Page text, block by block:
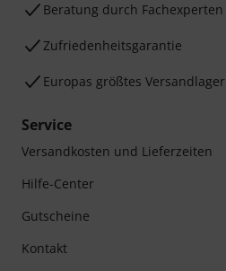
Beratung durch Fachexperten
Zufriedenheitsgarantie
Europas größtes Versandlager
Service
Versandkosten und Lieferzeiten
Hilfe-Center
Gutscheine
Kontakt